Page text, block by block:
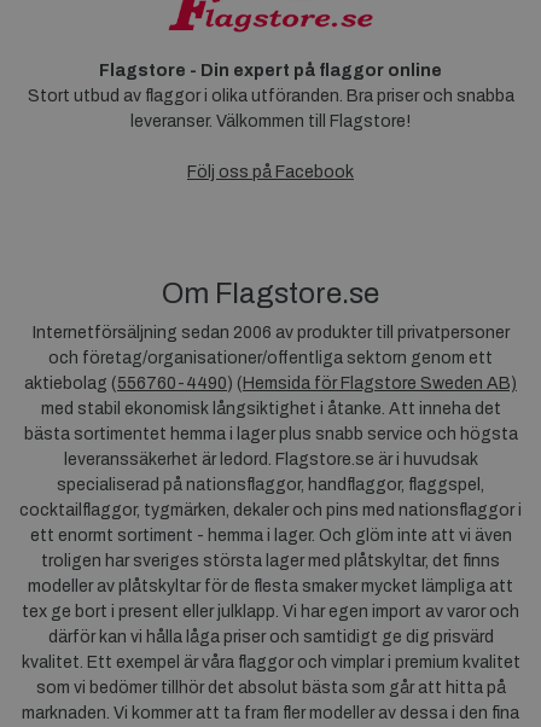
Flagstore - Din expert på flaggor online
Stort utbud av flaggor i olika utföranden. Bra priser och snabba
leveranser. Välkommen till Flagstore!
Följ oss på Facebook
Om Flagstore.se
Internetförsäljning sedan 2006 av produkter till privatpersoner
och företag/organisationer/offentliga sektorn genom ett
aktiebolag (556760-4490) ( Hemsida för Flagstore Sweden AB)
med stabil ekonomisk långsiktighet i åtanke. Att inneha det
bästa sortimentet hemma i lager plus snabb service och högsta
leveranssäkerhet är ledord. Flagstore.se är i huvudsak
specialiserad på nationsflaggor, handflaggor, flaggspel,
cocktailflaggor, tygmärken, dekaler och pins med nationsflaggor i
ett enormt sortiment - hemma i lager. Och glöm inte att vi även
troligen har sveriges största lager med plåtskyltar, det finns
modeller av plåtskyltar för de flesta smaker mycket lämpliga att
tex ge bort i present eller julklapp. Vi har egen import av varor och
därför kan vi hålla låga priser och samtidigt ge dig prisvärd
kvalitet. Ett exempel är våra flaggor och vimplar i premium kvalitet
som vi bedömer tillhör det absolut bästa som går att hitta på
marknaden. Vi kommer att ta fram fler modeller av dessa i den fina